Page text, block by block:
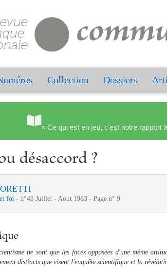
Collection Dossiers
« Ce qui est en jeu, c'est notre rapport
désaccord ?
foi - n°48 Juillet - Aout 1983 - Page n° 9
ne sont que les faces opposées d'une même
distincts que visent l'enquête scientifique et la